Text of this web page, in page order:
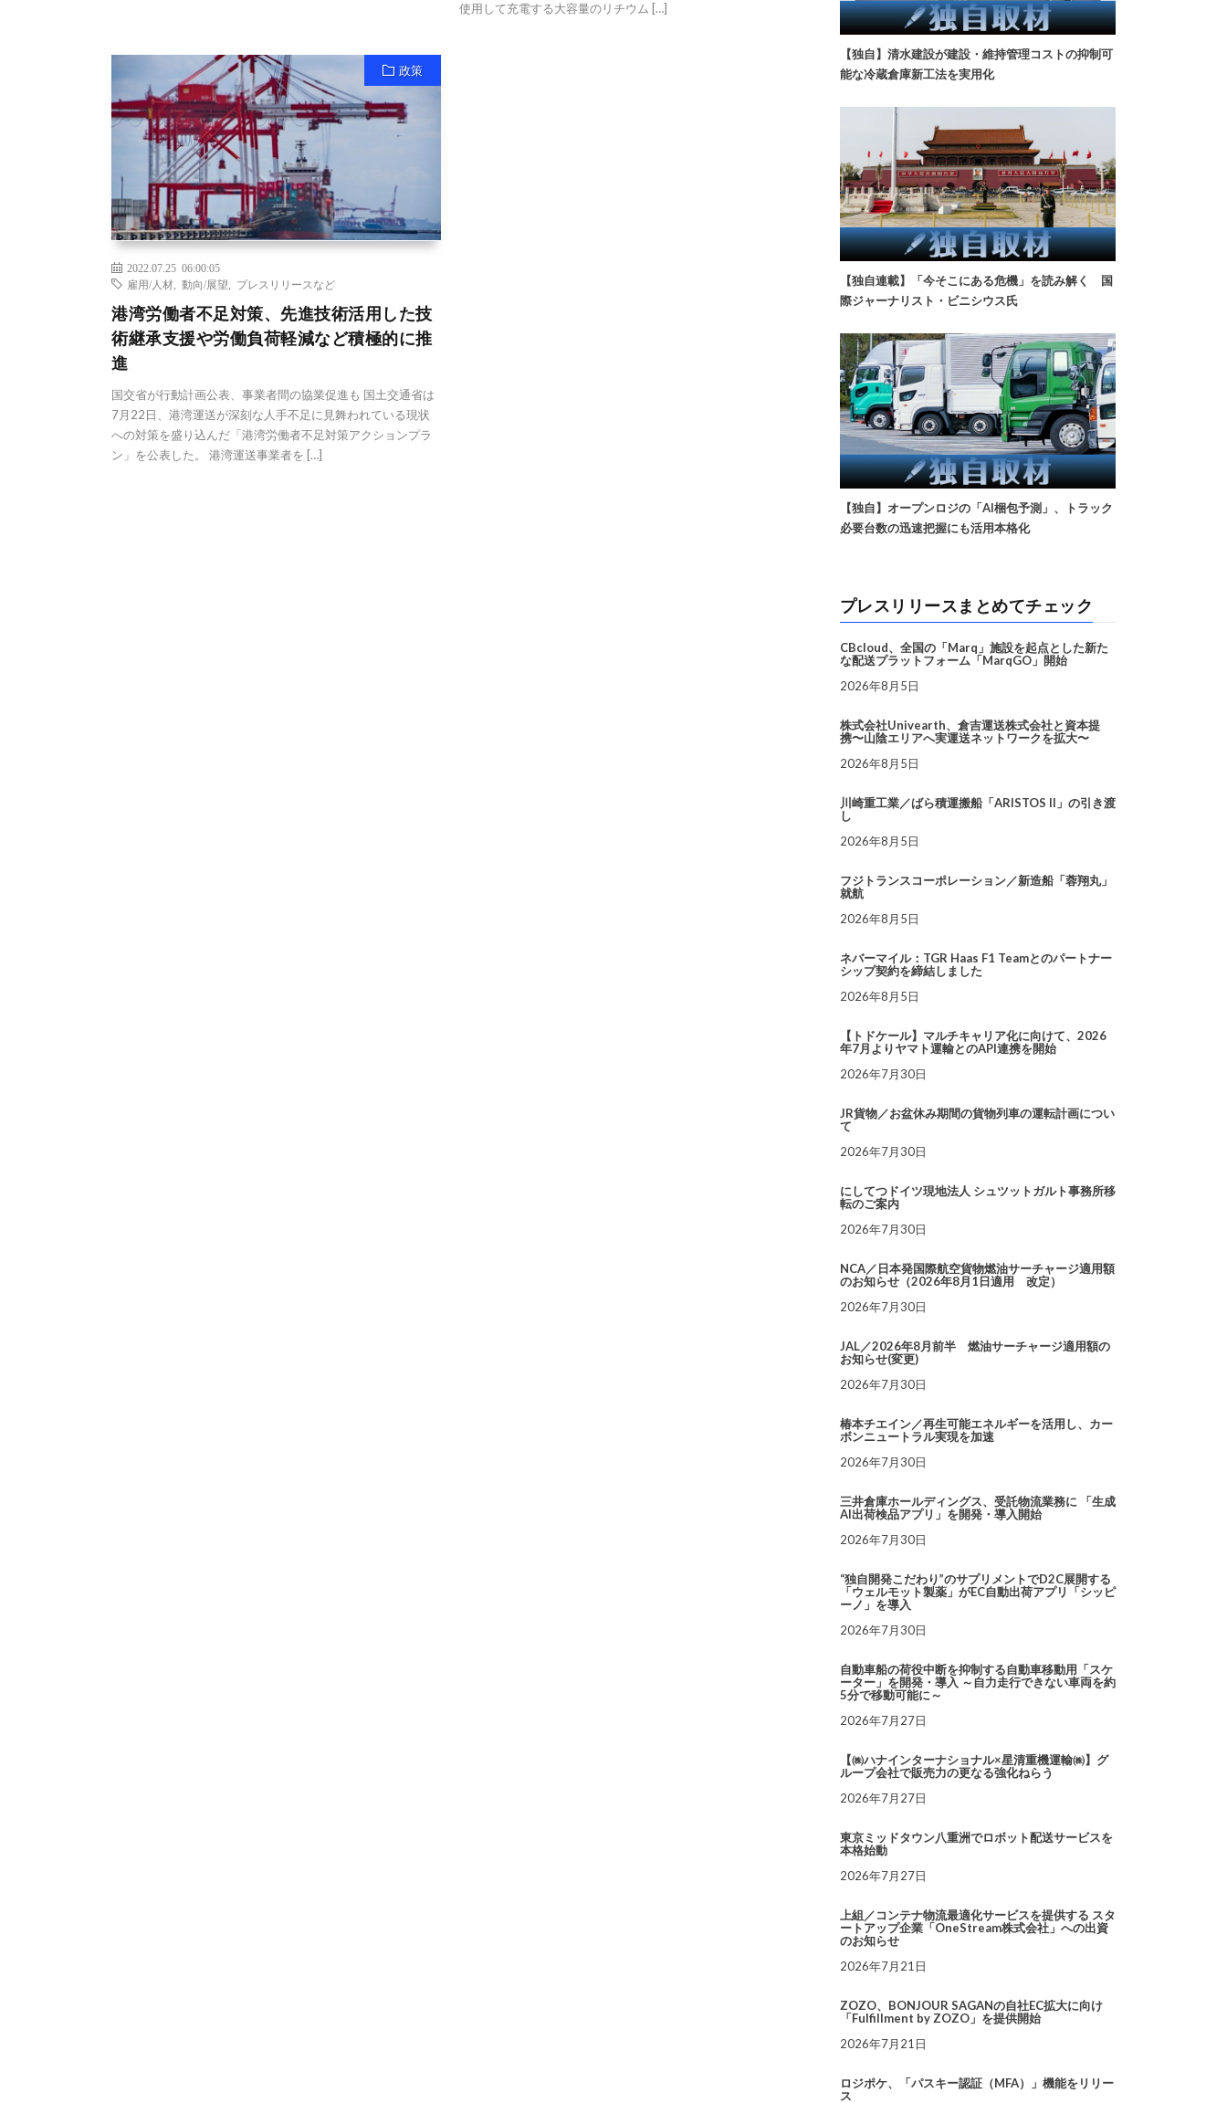
使用して充電する大容量のリチウム […]
政策
2022.07.25 06:00:05
雇用/人材
動向/展望 プレスリリースなど
港湾労働者不足対策、先進技術活用した技
術継承支援や労働負荷軽減など積極的に推
進
国交省が行動計画公表、事業者間の協業促進も 国土交通省は
7月22日、港湾運送が深刻な人手不足に見舞われている現状
への対策を盛り込んだ「港湾労働者不足対策アクションプラ
ン」を公表した。 港湾運送事業者を […]
【独自】清水建設が建設・維持管理コストの抑制可
能な冷蔵倉庫新工法を実用化
【独自連載】「今そこにある危機」を読み解く 国
際ジャーナリスト・ビニシウス氏
【独自】オープンロジの「AI梱包予測」、トラック
必要台数の迅速把握にも活用本格化
プレスリリースまとめてチェック
CBcloud、全国の「Marq」施設を起点とした新た
な配送プラットフォーム「MarqGO」開始
2026年8月5日
株式会社Univearth、倉吉運送株式会社と資本提
携〜山陰エリアへ実運送ネットワークを拡大〜
2026年8月5日
川崎重工業／ばら積運搬船「ARISTOS II」の引き渡
し
2026年8月5日
フジトランスコーポレーション／新造船「蓉翔丸」
就航
2026年8月5日
ネバーマイル：TGR Haas F1 Teamとのパートナー
シップ契約を締結しました
2026年8月5日
【トドケール】マルチキャリア化に向けて、2026
年7月よりヤマト運輸とのAPI連携を開始
2026年7月30日
JR貨物／お盆休み期間の貨物列車の運転計画につい
て
2026年7月30日
にしてつドイツ現地法人 シュツットガルト事務所移
転のご案内
2026年7月30日
NCA／日本発国際航空貨物燃油サーチャージ適用額
のお知らせ（2026年8月1日適用 改定）
2026年7月30日
JAL／2026年8月前半 燃油サーチャージ適用額の
お知らせ(変更)
2026年7月30日
椿本チエイン／再生可能エネルギーを活用し、カー
ボンニュートラル実現を加速
2026年7月30日
三井倉庫ホールディングス、受託物流業務に 「生成
AI出荷検品アプリ」を開発・導入開始
2026年7月30日
“独自開発こだわり”のサプリメントでD2C展開する
「ウェルモット製薬」がEC自動出荷アプリ「シッピ
ーノ」を導入
2026年7月30日
自動車船の荷役中断を抑制する自動車移動用「スケ
ーター」を開発・導入 ～自力走行できない車両を約
5分で移動可能に～
2026年7月27日
【㈱ハナインターナショナル×星清重機運輸㈱】グ
ループ会社で販売力の更なる強化ねらう
2026年7月27日
東京ミッドタウン八重洲でロボット配送サービスを
本格始動
2026年7月27日
上組／コンテナ物流最適化サービスを提供する スタ
ートアップ企業「OneStream株式会社」への出資
のお知らせ
2026年7月21日
ZOZO、BONJOUR SAGANの自社EC拡大に向け
「Fulfillment by ZOZO」を提供開始
2026年7月21日
ロジポケ、「パスキー認証（MFA）」機能をリリー
ス